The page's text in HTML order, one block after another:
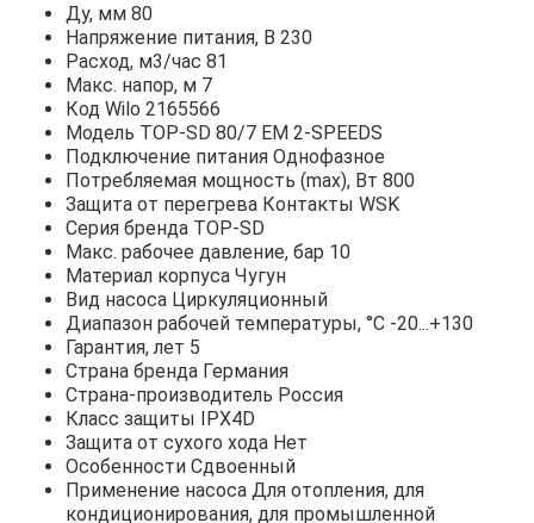
Ду, мм 80
Напряжение питания, В 230
Расход, м3/час 81
Макс. напор, м 7
Код Wilo 2165566
Модель TOP-SD 80/7 EM 2-SPEEDS
Подключение питания Однофазное
Потребляемая мощность (max), Вт 800
Защита от перегрева Контакты WSK
Серия бренда TOP-SD
Макс. рабочее давление, бар 10
Материал корпуса Чугун
Вид насоса Циркуляционный
Диапазон рабочей температуры, °С -20...+130
Гарантия, лет 5
Страна бренда Германия
Страна-производитель Россия
Класс защиты IPX4D
Защита от сухого хода Нет
Особенности Сдвоенный
Применение насоса Для отопления, для
кондиционирования, для промышленной